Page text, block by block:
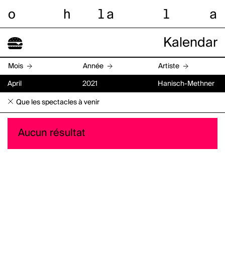
o h l a l a
Kalendar
Mois Année Artiste
April 2021 Hanisch-Methner
Que les spectacles à venir
Aucun résultat